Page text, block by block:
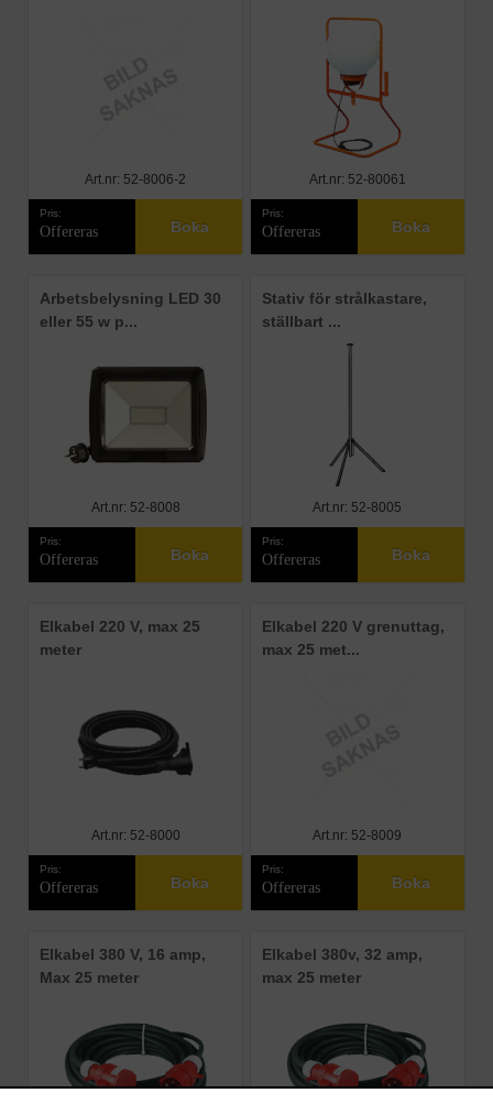
Art.nr: 52-8006-2
Pris:
Offereras Boka
Art.nr: 52-80061
Pris:
Offereras Boka
Arbetsbelysning LED 30
eller 55 w p...
Art.nr: 52-8008
Pris:
Offereras Boka
Stativ för strålkastare,
ställbart ...
Art.nr: 52-8005
Pris:
Offereras Boka
Elkabel 220 V, max 25
meter
Art.nr: 52-8000
Pris:
Offereras Boka
Elkabel 220 V grenuttag,
max 25 met...
Art.nr: 52-8009
Pris:
Offereras Boka
Elkabel 380 V, 16 amp,
Max 25 meter
Elkabel 380v, 32 amp,
max 25 meter